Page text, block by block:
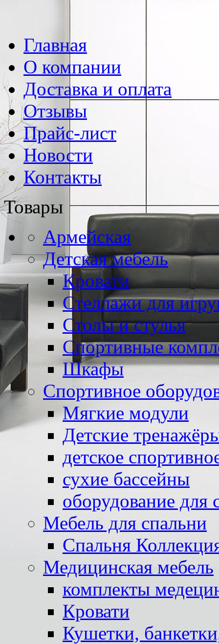
Главная
О компании
Доставка и оплата
Отзывы
Прайс-лист
Новости
Контакты
Товары
Армейская
Детская мебель
Кровати
Стеллажи для
Столы и стулья
Спортивные
Шкафы
Спортивное
Мягкие модули
Детские
детское
сухие бассейны
оборудование для
Мебель для спальни
Спальня
Медицинская мебель
комплекты
Кровати
Кушетки,